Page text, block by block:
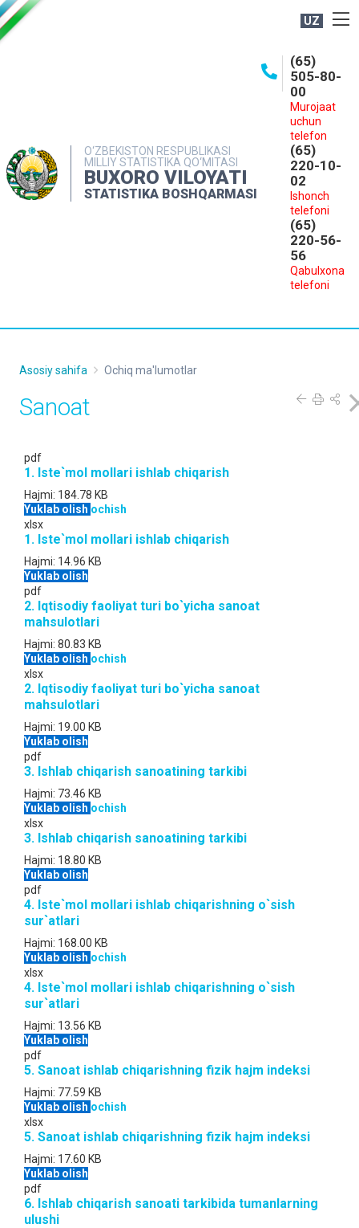
UZ
O‘ZBEKISTON RESPUBLIKASI
MILLIY STATISTIKA QO‘MITASI
BUXORO VILOYATI
STATISTIKA BOSHQARMASI
(65)
505-80-
00
Murojaat
uchun
telefon
(65)
220-10-
02
Ishonch
telefoni
(65)
220-56-
56
Qabulxona
telefoni
MATBUOT XIZMATI
MUROJAATLAR
Asosiy sahifa Ochiq ma'lumotlar
Sanoat
pdf
1. Iste`mol mollari ishlab chiqarish
Hajmi: 184.78 KB
Yuklab olish ochish
xlsx
1. Iste`mol mollari ishlab chiqarish
Hajmi: 14.96 KB
Yuklab olish
pdf
2. Iqtisodiy faoliyat turi bo`yicha sanoat
mahsulotlari
Hajmi: 80.83 KB
Yuklab olish ochish
xlsx
2. Iqtisodiy faoliyat turi bo`yicha sanoat
mahsulotlari
Hajmi: 19.00 KB
Yuklab olish
pdf
3. Ishlab chiqarish sanoatining tarkibi
Hajmi: 73.46 KB
Yuklab olish ochish
xlsx
3. Ishlab chiqarish sanoatining tarkibi
Hajmi: 18.80 KB
Yuklab olish
pdf
4. Iste`mol mollari ishlab chiqarishning o`sish
sur`atlari
Hajmi: 168.00 KB
Yuklab olish ochish
xlsx
4. Iste`mol mollari ishlab chiqarishning o`sish
sur`atlari
Hajmi: 13.56 KB
Yuklab olish
pdf
5. Sanoat ishlab chiqarishning fizik hajm indeksi
Hajmi: 77.59 KB
Yuklab olish ochish
xlsx
5. Sanoat ishlab chiqarishning fizik hajm indeksi
Hajmi: 17.60 KB
Yuklab olish
pdf
6. Ishlab chiqarish sanoati tarkibida tumanlarning
ulushi